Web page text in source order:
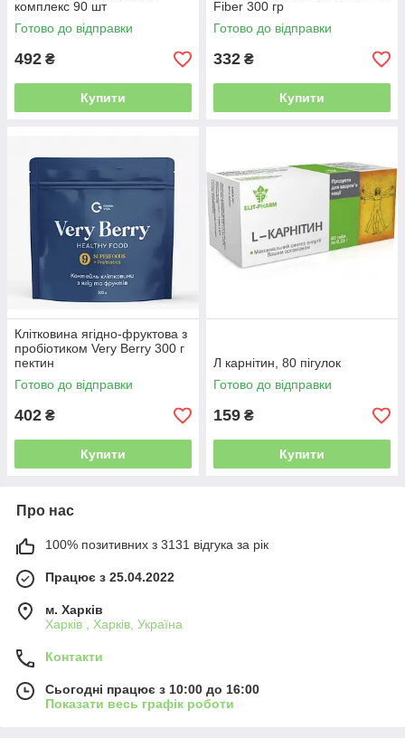
комплекс 90 шт
Готово до відправки
492 ₴
Купити
Fiber 300 гр
Готово до відправки
332 ₴
Купити
Клітковина ягідно-фруктова з
пробіотиком Very Berry 300 г
пектин
Готово до відправки
402 ₴
Купити
Л карнітин, 80 пігулок
Готово до відправки
159 ₴
Купити
Про нас
100% позитивних з 3131 відгука за рік
Працює з 25.04.2022
м. Харків
Харків , Харків, Україна
Контакти
Сьогодні працює з 10:00 до 16:00
Показати весь графік роботи